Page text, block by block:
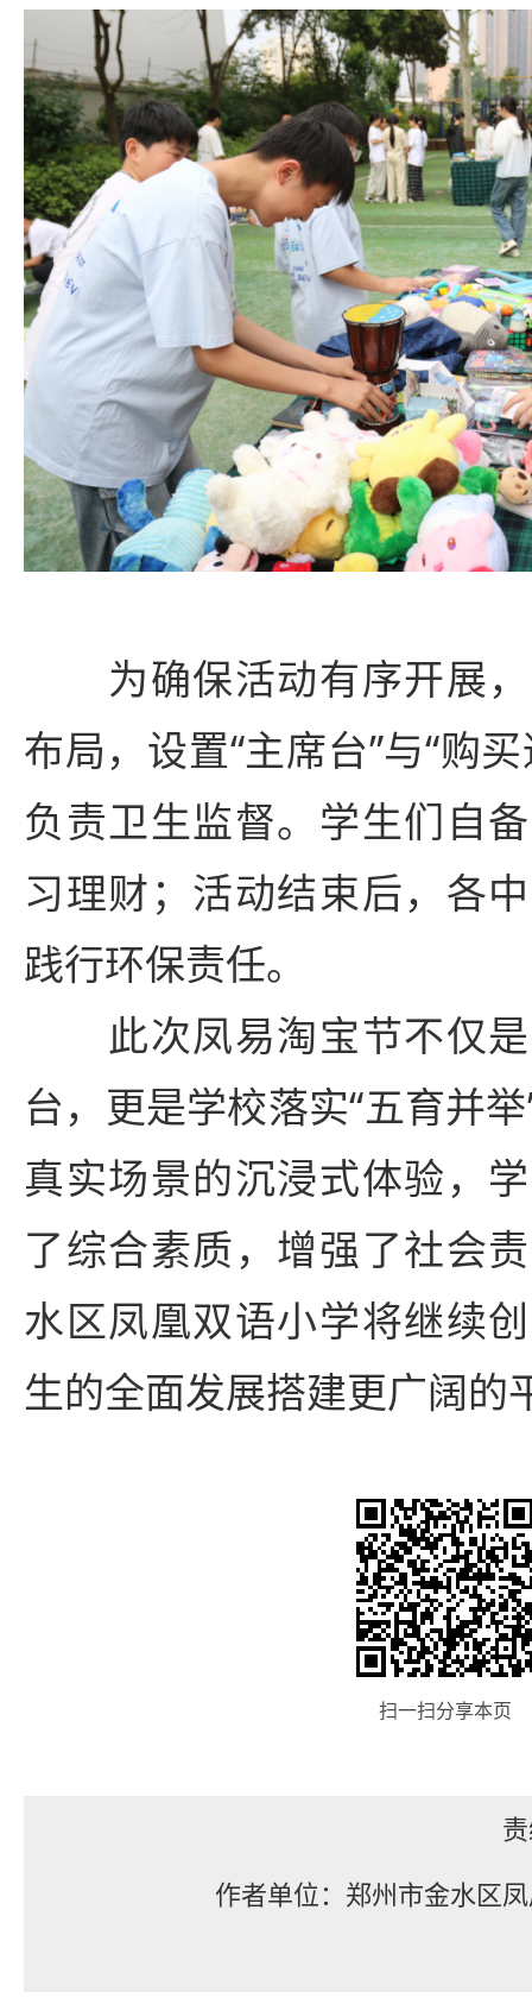
为确保活动有序开展，
布局，设置“主席台”与“购
负责卫生监督。学生们自
习理财；活动结束后，各
践行环保责任。
此次凤易淘宝节不仅是
台，更是学校落实“五育并
真实场景的沉浸式体验，
了综合素质，增强了社会
水区凤凰双语小学将继续
生的全面发展搭建更广阔的
扫一扫分享本页
作者单位：郑州市金水区